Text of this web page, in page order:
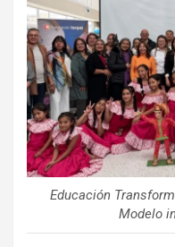
Educación
Modelo